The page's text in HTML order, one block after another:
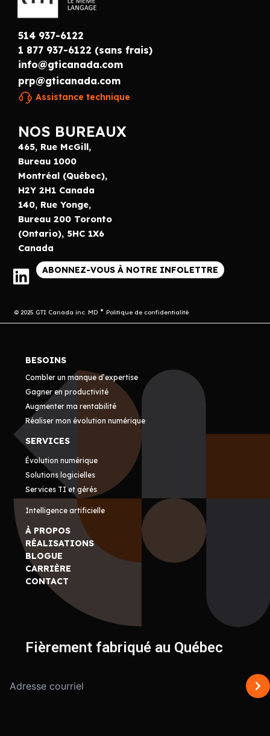
514 937-6122
1 877 937-6122 (sans frais)
info@gticanada.com
prp@gticanada.com
Assistance technique
NOS BUREAUX
465, Rue McGill,
Bureau 1000
Montréal (Québec),
H2Y 2H1 Canada
140, Rue Yonge,
Bureau 200 Toronto
(Ontario), 5HC 1X6
Canada
ABONNEZ-VOUS À NOTRE INFOLETTRE
© 2025 GTI Canada inc. MD Politique de confidentialité
BESOINS
Combler un manque d’expertise
Gagner en productivité
Augmenter ma rentabilité
Réaliser mon évolution numérique
SERVICES
Évolution numérique
Solutions logicielles
Services TI et gérés
Intelligence artificielle
À PROPOS
RÉALISATIONS
BLOGUE
CARRIÈRE
CONTACT
Fièrement fabriqué au Québec